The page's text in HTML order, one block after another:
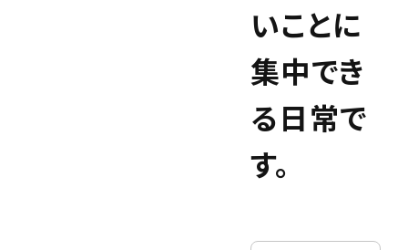
いことに
集中でき
る日常で
す。